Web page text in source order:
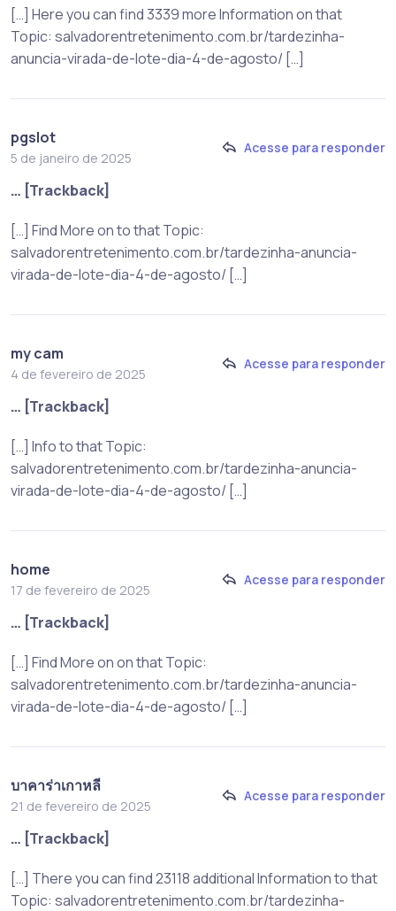
[…] Here you can find 3339 more Information on that
Topic: salvadorentretenimento.com.br/tardezinha-
anuncia-virada-de-lote-dia-4-de-agosto/ […]
pgslot
5 de janeiro de 2025
Acesse para responder
… [Trackback]
[…] Find More on to that Topic:
salvadorentretenimento.com.br/tardezinha-anuncia-
virada-de-lote-dia-4-de-agosto/ […]
my cam
4 de fevereiro de 2025
Acesse para responder
… [Trackback]
[…] Info to that Topic:
salvadorentretenimento.com.br/tardezinha-anuncia-
virada-de-lote-dia-4-de-agosto/ […]
home
17 de fevereiro de 2025
Acesse para responder
… [Trackback]
[…] Find More on on that Topic:
salvadorentretenimento.com.br/tardezinha-anuncia-
virada-de-lote-dia-4-de-agosto/ […]
บาคาร่าเกาหลี
21 de fevereiro de 2025
Acesse para responder
… [Trackback]
[…] There you can find 23118 additional Information to that
Topic: salvadorentretenimento.com.br/tardezinha-